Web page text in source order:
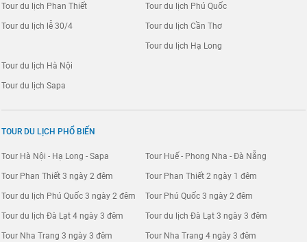
Tour du lịch Phan Thiết
Tour du lịch lễ 30/4
Tour du lịch Phú Quốc
Tour du lịch Cần Thơ
Tour du lịch Hạ Long
Tour du lịch Hà Nội
Tour du lịch Sapa
TOUR DU LỊCH PHỔ BIẾN
Tour Hà Nội - Hạ Long - Sapa Tour Huế - Phong Nha - Đà Nẵng
Tour Phan Thiết 3 ngày 2 đêm Tour Phan Thiết 2 ngày 1 đêm
Tour du lịch Phú Quốc 3 ngày 2 đêm Tour Phú Quốc 3 ngày 2 đêm
Tour du lịch Đà Lạt 4 ngày 3 đêm Tour du lịch Đà Lạt 3 ngày 3 đêm
Tour Nha Trang 3 ngày 3 đêm Tour Nha Trang 4 ngày 3 đêm